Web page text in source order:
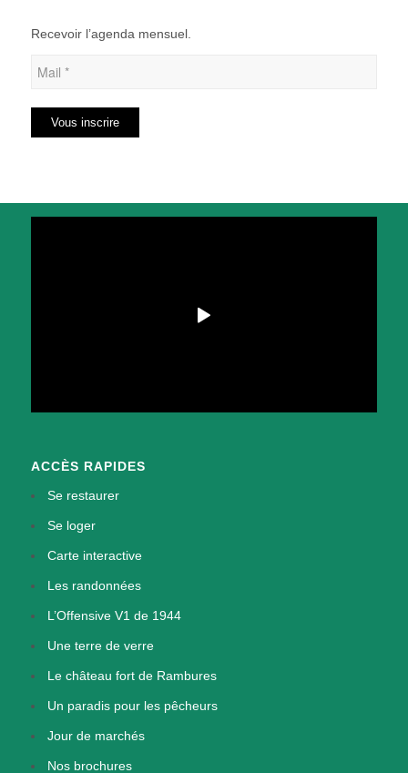
Recevoir l’agenda mensuel.
ACCÈS RAPIDES
Se restaurer
Se loger
Carte interactive
Les randonnées
L’Offensive V1 de 1944
Une terre de verre
Le château fort de Rambures
Un paradis pour les pêcheurs
Jour de marchés
Nos brochures